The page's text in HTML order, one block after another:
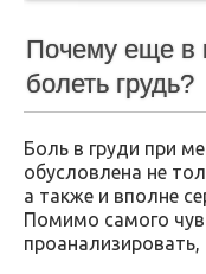
Почему еще в
болеть грудь?
Боль в груди при
обусловлена не
а также и вполне
Помимо самого
проанализировать,